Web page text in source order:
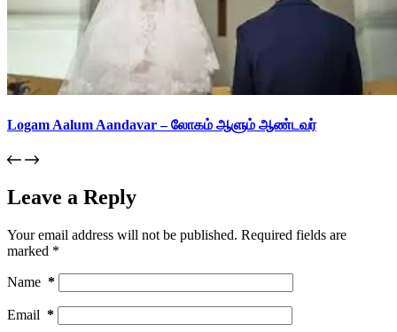
Logam Aalum Aandavar – லோகம் ஆளும் ஆண்டவர்
Leave a Reply
Your email address will not be published. Required fields are
marked *
Name *
Email *